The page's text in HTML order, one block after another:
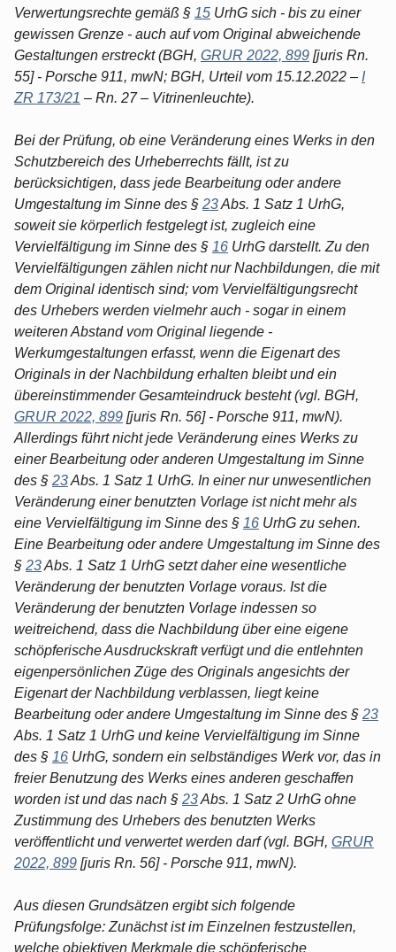
Verwertungsrechte gemäß § 15 UrhG sich - bis zu einer
gewissen Grenze - auch auf vom Original abweichende
Gestaltungen erstreckt (BGH, GRUR 2022, 899 [juris Rn.
55] - Porsche 911, mwN; BGH, Urteil vom 15.12.2022 – I
ZR 173/21 – Rn. 27 – Vitrinenleuchte).
Bei der Prüfung, ob eine Veränderung eines Werks in den
Schutzbereich des Urheberrechts fällt, ist zu
berücksichtigen, dass jede Bearbeitung oder andere
Umgestaltung im Sinne des § 23Abs. 1 Satz 1 UrhG,
soweit sie körperlich festgelegt ist, zugleich eine
Vervielfältigung im Sinne des § 16 UrhG darstellt. Zu den
Vervielfältigungen zählen nicht nur Nachbildungen, die mit
dem Original identisch sind; vom Vervielfältigungsrecht
des Urhebers werden vielmehr auch - sogar in einem
weiteren Abstand vom Original liegende -
Werkumgestaltungen erfasst, wenn die Eigenart des
Originals in der Nachbildung erhalten bleibt und ein
übereinstimmender Gesamteindruck besteht (vgl. BGH,
GRUR 2022, 899 [juris Rn. 56] - Porsche 911, mwN).
Allerdings führt nicht jede Veränderung eines Werks zu
einer Bearbeitung oder anderen Umgestaltung im Sinne
des § 23Abs. 1 Satz 1 UrhG. In einer nur unwesentlichen
Veränderung einer benutzten Vorlage ist nicht mehr als
eine Vervielfältigung im Sinne des § 16 UrhG zu sehen.
Eine Bearbeitung oder andere Umgestaltung im Sinne des
§ 23Abs. 1 Satz 1 UrhG setzt daher eine wesentliche
Veränderung der benutzten Vorlage voraus. Ist die
Veränderung der benutzten Vorlage indessen so
weitreichend, dass die Nachbildung über eine eigene
schöpferische Ausdruckskraft verfügt und die entlehnten
eigenpersönlichen Züge des Originals angesichts der
Eigenart der Nachbildung verblassen, liegt keine
Bearbeitung oder andere Umgestaltung im Sinne des § 23
Abs. 1 Satz 1 UrhG und keine Vervielfältigung im Sinne
des § 16 UrhG, sondern ein selbständiges Werk vor, das in
freier Benutzung des Werks eines anderen geschaffen
worden ist und das nach § 23Abs. 1 Satz 2 UrhG ohne
Zustimmung des Urhebers des benutzten Werks
veröffentlicht und verwertet werden darf (vgl. BGH, GRUR
2022, 899 [juris Rn. 56] - Porsche 911, mwN).
Aus diesen Grundsätzen ergibt sich folgende
Prüfungsfolge: Zunächst ist im Einzelnen festzustellen,
welche objektiven Merkmale die schöpferische